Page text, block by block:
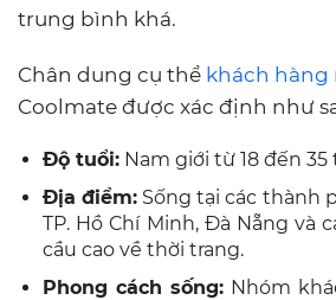
trung bình khá.
Chân dung cụ thể khách hàng
Coolmate được xác định như
Độ tuổi: Nam giới từ 18 đến 35
Địa điểm: Sống tại các thành
TP. Hồ Chí Minh, Đà Nẵng và
cầu cao về thời trang.
Phong cách sống:Nhóm